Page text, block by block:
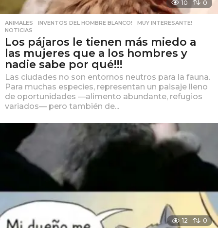
10 0
ANIMALES ,INVENTOS DEL HOMBRE BLANCO! ,MUY INTERESANTE!
NOTICIAS
Los pájaros le tienen más miedo a
las mujeres que a los hombres y
nadie sabe por qué!!!
Las ciudades no son entornos neutros para la fauna.
Para muchas especies, representan un paisaje lleno
de oportunidades —alimento abundante, refugios
variados— pero también de...
12 0